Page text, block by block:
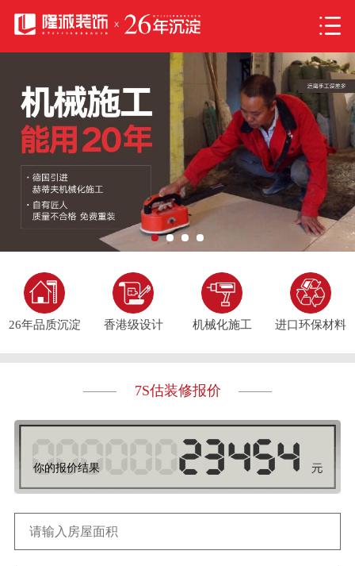
26年品质沉淀 香港级设计 机械化施工 进口环保材料
7S估装修报价
你的报价结果